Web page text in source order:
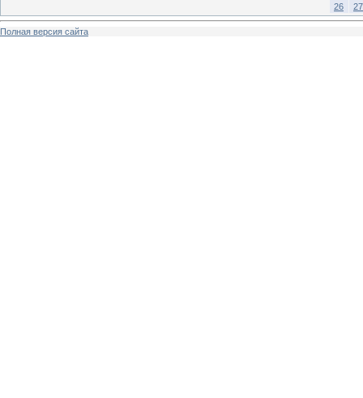
26 27
Полная версия сайта